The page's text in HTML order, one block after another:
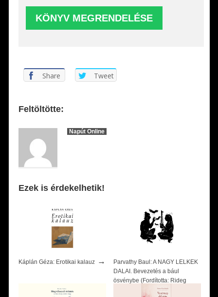
Share Tweet
Feltöltötte:
Napút Online
Ezek is érdekelhetik!
Káplán Géza: Erotikai kalauz→
Parvathy Baul: A NAGY LELKEK
DALAI. Bevezetés a bául
ösvénybe (Fordította: Rideg